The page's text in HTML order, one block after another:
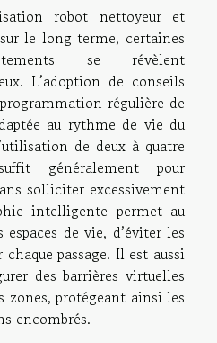
robot nettoyeur et
le long terme, certaines
se révèlent
L’adoption de conseils
régulière de
au rythme de vie du
de deux à quatre
généralement pour
solliciter excessivement
intelligente permet au
de vie, d’éviter les
passage. Il est aussi
des barrières virtuelles
protégeant ainsi les
encombrés.